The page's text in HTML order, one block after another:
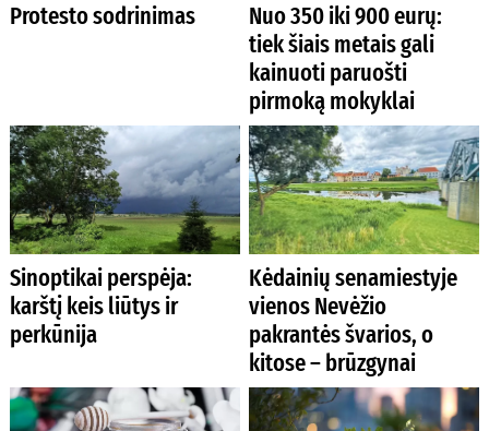
Protesto sodrinimas
Nuo 350 iki 900 eurų:
tiek šiais metais gali
kainuoti paruošti
pirmoką mokyklai
Sinoptikai perspėja:
karštį keis liūtys ir
perkūnija
Kėdainių senamiestyje
vienos Nevėžio
pakrantės švarios, o
kitose – brūzgynai